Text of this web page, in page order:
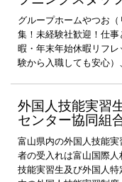
グループホームやつお
集！未経験社歓迎！仕
暇・年末年始休暇リフ
験から入職しても安心
外国人技能実習
センター協同組
富山県内の外国人技能
者の受入れは富山国際
技能実習生及び外国人